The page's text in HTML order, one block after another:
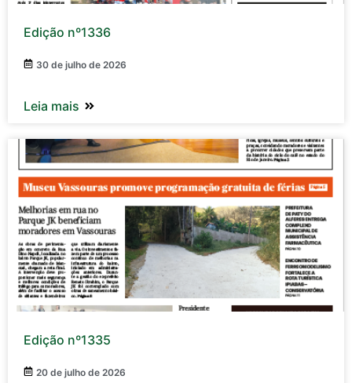
Edição nº1336
30 de julho de 2026
Leia mais
Edição nº1335
20 de julho de 2026